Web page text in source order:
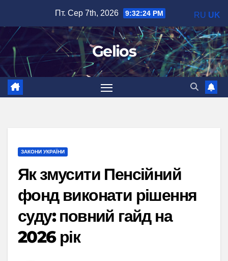
вмісту
Пт. Сер 7th, 2026 9:32:25 PM
Gelios
ЗАКОНИ УКРАЇНИ
Як змусити Пенсійний
фонд виконати рішення
суду: повний гайд на
2026 рік
RU UK